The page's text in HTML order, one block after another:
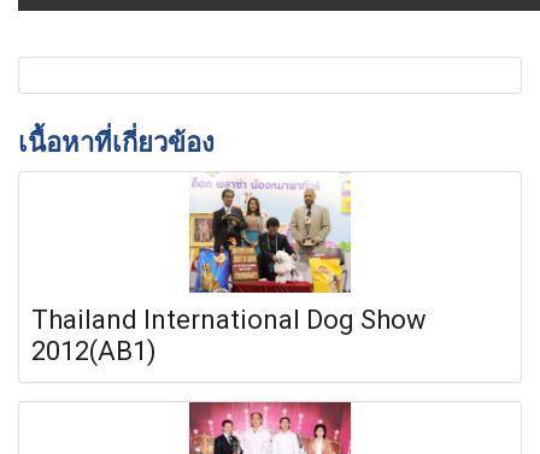
เนื้อหาที่เกี่ยวข้อง
Thailand International Dog Show
2012(AB1)